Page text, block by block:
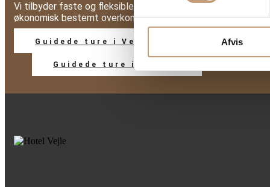
Afvis
Vi tilbyder faste og fleksible datoer hen over sommeren og
økonomisk bestemt overkommeligt. Mange af vores
Guidede ture i Vejle
Guidede ture i Jylland